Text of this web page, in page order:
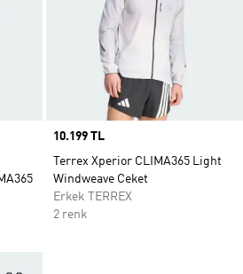
Price
10.199 TL
Terrex Xperior CLIMA365 Light
Windweave Ceket
Erkek TERREX
2 renk